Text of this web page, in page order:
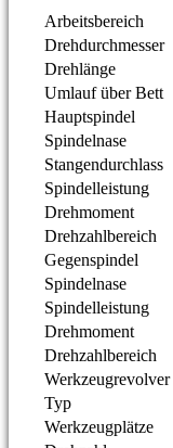
Arbeitsbereich
Drehdurchmesser
Drehlänge
Umlauf über Bett
Hauptspindel
Spindelnase
Stangendurchlass
Spindelleistung
Drehmoment
Drehzahlbereich
Gegenspindel
Spindelnase
Spindelleistung
Drehmoment
Drehzahlbereich
Werkzeugrevolver
Typ
Werkzeugplätze